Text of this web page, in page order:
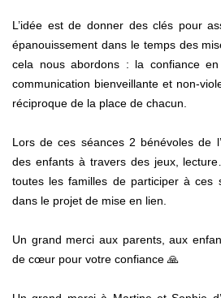
L’idée est de donner des clés pour
épanouissement dans le temps des
cela nous abordons : la confiance
communication bienveillante et non-
réciproque de la place de chacun.
Lors de ces séances 2 bénévoles de
des enfants à travers des jeux,
toutes les familles de participer à ces
dans le projet de mise en lien.
Un grand merci aux parents, aux
de cœur pour votre confiance 🙏